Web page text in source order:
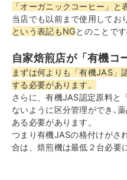
「オーガニックコーヒー」と
当店でも以前まで使用してお
という表記もNGとのことで
自家焙煎店が「有機コ
まずは何よりも「有機JAS」
する必要があります。
さらに、有機JAS認定原料と
ないように区分管理ができ､
ある必要があります。
つまり有機JASの格付けがさ
合は、焙煎機は最低２台必要